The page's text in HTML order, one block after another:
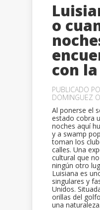
o
con
PUBLICADO
DOMINGUEZ
Al ponerse el
estado cobra
noches aquí
y a swamp
toman los
calles. Una
cultural que
ningún otro
Luisiana es
singulares y
Unidos.
orillas del
una